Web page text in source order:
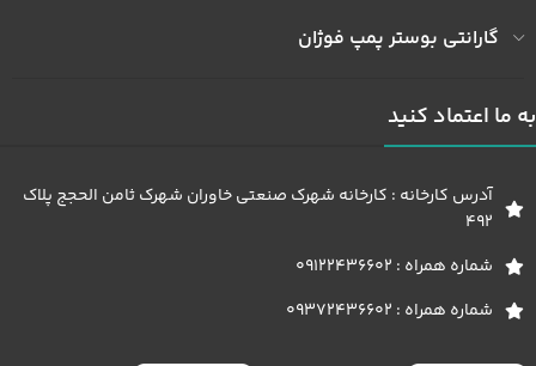
گارانتی بوستر پمپ فوژان
به ما اعتماد کنید
آدرس کارخانه : کارخانه شهرک صنعتی خاوران شهرک ثامن الحجج پلاک
492
شماره همراه : 09122436602
شماره همراه : 09372436602